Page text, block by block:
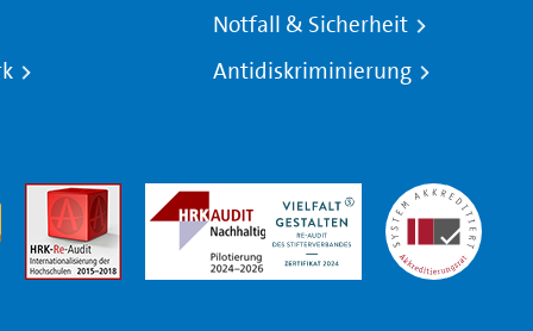
Notfall & Sicherheit
Antidiskriminierung